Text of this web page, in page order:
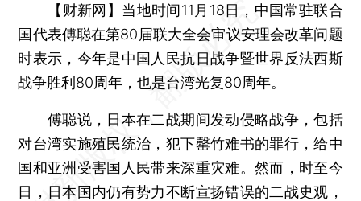
【财新网】 当地时间11月18日，中国常驻联合
国代表傅聪在第80届联大全会审议安理会改革问题
时表示，今年是中国人民抗日战争暨世界反法西斯
战争胜利80周年，也是台湾光复80周年。
傅聪说，日本在二战期间发动侵略战争，包括
对台湾实施殖民统治，犯下罄竹难书的罪行，给中
国和亚洲受害国人民带来深重灾难。然而，时至今
日，日本国内仍有势力不断宣扬错误的二战史观，